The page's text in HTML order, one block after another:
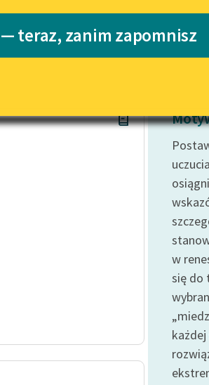
Katalog
Katalog w
teraz, zanim zapomnisz
w
się do